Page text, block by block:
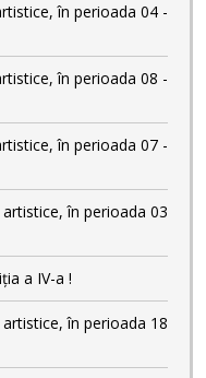
în perioada 04 -
în perioada 08 -
în perioada 07 -
în perioada 03
a IV-a !
în perioada 18